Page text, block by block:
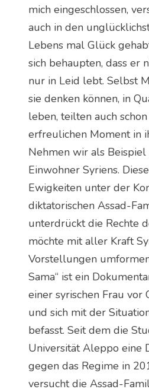
mich eingeschlossen,
auch in den
Lebens mal Glück
sich behaupten, dass er
nur in Leid lebt. Selbst
sie denken können, in
leben, teilten auch
erfreulichen Moment in
Nehmen wir als
Einwohner Syriens.
Ewigkeiten unter der
diktatorischen Assad-
unterdrückt die Rechte
möchte mit aller Kraft
Vorstellungen
Sama“ ist ein
einer syrischen Frau
und sich mit der
befasst. Seit dem die
Universität Aleppo eine
gegen das Regime in
versucht die Assad-